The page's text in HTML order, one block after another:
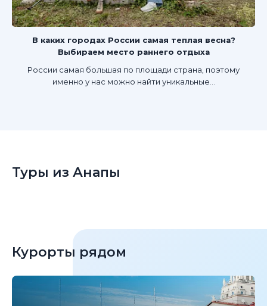
В каких городах России самая теплая весна?
Выбираем место раннего отдыха
России самая большая по площади страна, поэтому
именно у нас можно найти уникальные...
Туры из Анапы
Курорты рядом